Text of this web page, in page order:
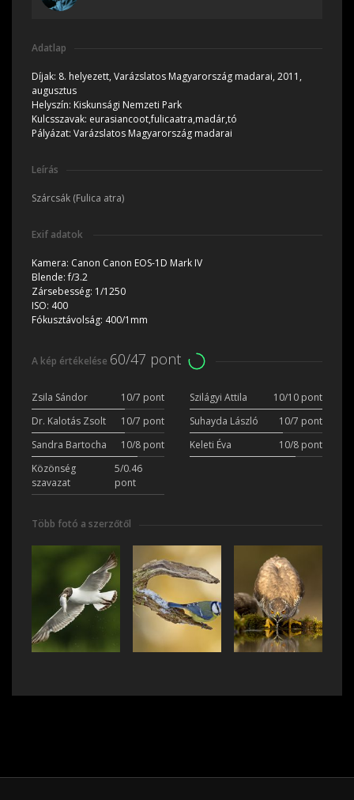
Adatlap
Díjak: 8. helyezett, Varázslatos Magyarország madarai, 2011,
augusztus
Helyszín: Kiskunsági Nemzeti Park
Kulcsszavak: eurasiancoot,fulicaatra,madár,tó
Pályázat: Varázslatos Magyarország madarai
Leírás
Szárcsák (Fulica atra)
Exif adatok
Kamera: Canon Canon EOS-1D Mark IV
Blende:f/3.2
Zársebesség: 1/1250
ISO: 400
Fókusztávolság: 400/1mm
A kép értékelése 60/47 pont
Zsila Sándor 10/7 pont Szilágyi Attila
10/10 pont
Dr. Kalotás Zsolt
10/7 pont Suhayda László
10/7 pont
Sandra Bartocha
10/8 pont Keleti Éva
10/8 pont
Közönség
szavazat
5/0.46
pont
Több fotó a szerzőtől